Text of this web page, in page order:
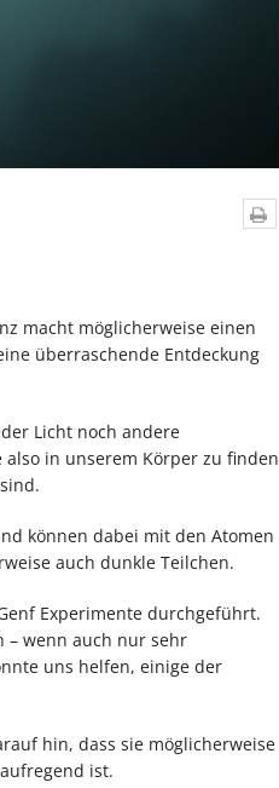
macht möglicherweise einen
überraschende Entdeckung
Licht noch andere
in unserem Körper zu finden
können dabei mit den Atomen
auch dunkle Teilchen.
Experimente durchgeführt.
– wenn auch nur sehr
uns helfen, einige der
hin, dass sie möglicherweise
ist.